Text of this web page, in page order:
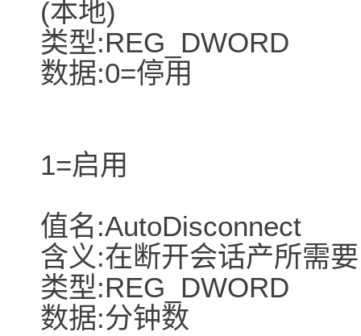
(本地)
类型:REG_DWORD
数据:0=停用
1=启用
值名:AutoDisconnect
含义:在断开会话产所需
类型:REG_DWORD
数据:分钟数